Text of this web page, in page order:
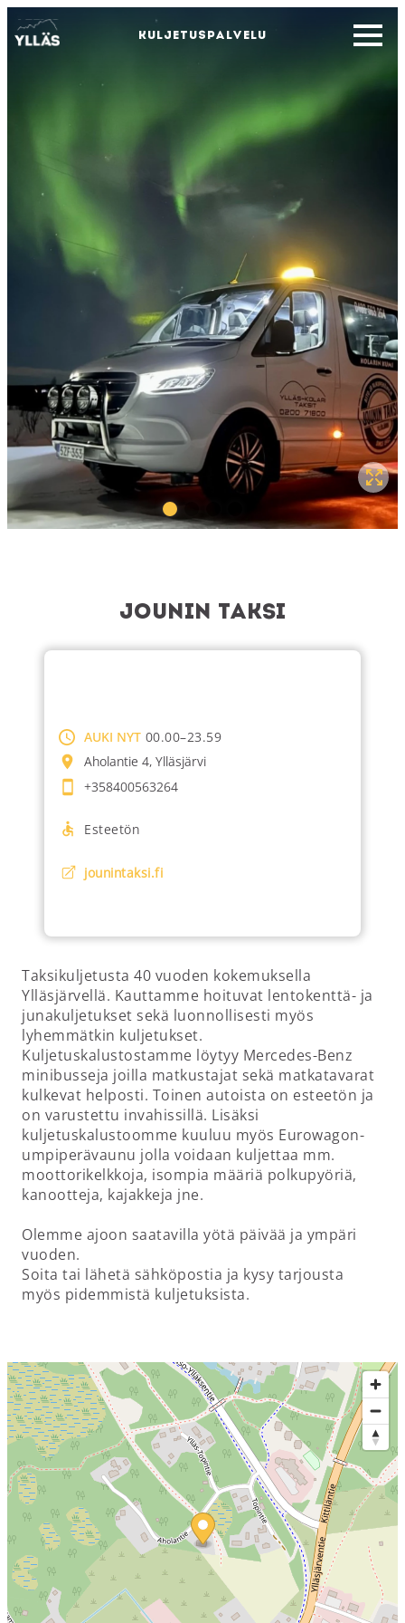
KULJETUSPALVELU
Jounin Taksi
AUKI NYT 00.00–23.59
Aholantie 4, Ylläsjärvi
+358400563264
Esteetön
jounintaksi.fi
Taksikuljetusta 40 vuoden kokemuksella
Ylläsjärvellä. Kauttamme hoituvat lentokenttä- ja
junakuljetukset sekä luonnollisesti myös
lyhemmätkin kuljetukset.
Kuljetuskalustostamme löytyy Mercedes-Benz
minibusseja joilla matkustajat sekä matkatavarat
kulkevat helposti. Toinen autoista on esteetön ja
on varustettu invahissillä. Lisäksi
kuljetuskalustoomme kuuluu myös Eurowagon-
umpiperävaunu jolla voidaan kuljettaa mm.
moottorikelkkoja, isompia määriä polkupyöriä,
kanootteja, kajakkeja jne.
Olemme ajoon saatavilla yötä päivää ja ympäri
vuoden.
Soita tai lähetä sähköpostia ja kysy tarjousta
myös pidemmistä kuljetuksista.